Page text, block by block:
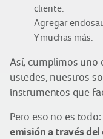
cliente.
Agregar
Y muchas más.
Así, cumplimos uno
ustedes, nuestros
instrumentos que
Pero eso no es todo:
emisión a través del